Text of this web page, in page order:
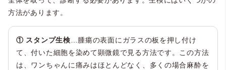
方法があります。
① スタンプ生検…腫瘍の表面にガラスの板を押し付け
て、付いた細胞を染めて顕微鏡で見る方法です。この方法
は、ワンちゃんに痛みはほとんどなく、多くの場合麻酔を